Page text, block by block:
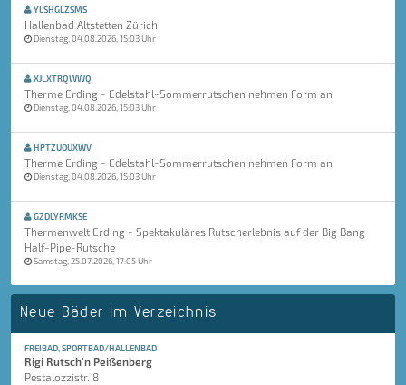
YLSHGLZSMS
Hallenbad Altstetten Zürich
Dienstag, 04.08.2026, 15:03 Uhr
XJLXTRQWWQ
Therme Erding - Edelstahl-Sommerrutschen nehmen Form an
Dienstag, 04.08.2026, 15:03 Uhr
HPTZUOUXWV
Therme Erding - Edelstahl-Sommerrutschen nehmen Form an
Dienstag, 04.08.2026, 15:03 Uhr
GZDLYRMKSE
Thermenwelt Erding - Spektakuläres Rutscherlebnis auf der Big Bang
Half-Pipe-Rutsche
Samstag, 25.07.2026, 17:05 Uhr
Neue Bäder im Verzeichnis
FREIBAD, SPORTBAD/HALLENBAD
Rigi Rutsch'n Peißenberg
Pestalozzistr. 8